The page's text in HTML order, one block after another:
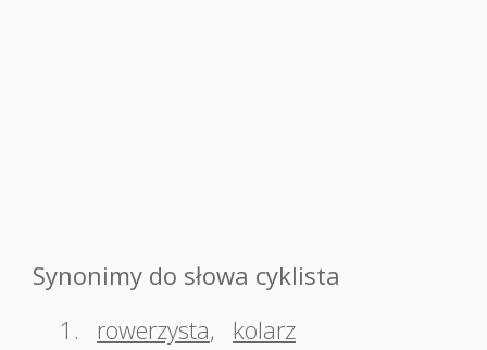
Synonimy do słowa cyklista
1.
rowerzysta, kolarz